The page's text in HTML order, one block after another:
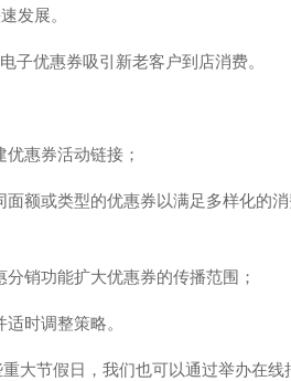
发展。
子优惠券吸引新老客户到店消费。
惠券活动链接；
额或类型的优惠券以满足多样化的
销功能扩大优惠券的传播范围；
时调整策略。
大节假日，我们也可以通过举办在线